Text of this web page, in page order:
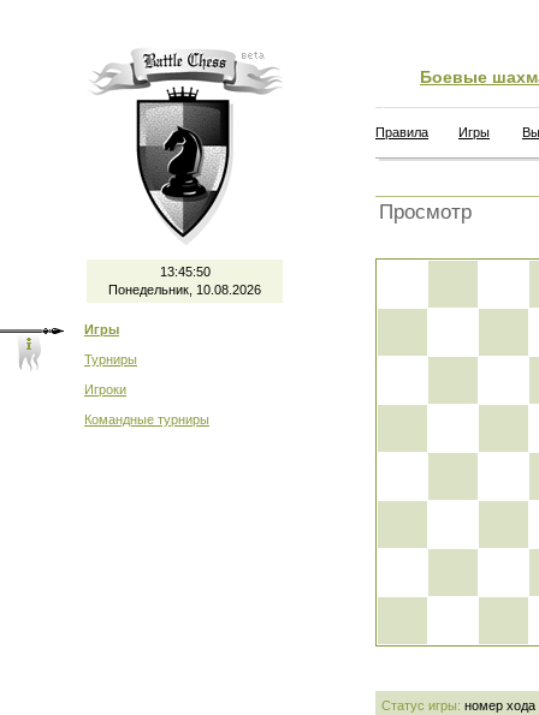
13:45:51
Понедельник, 10.08.2026
Игры
Турниры
Игроки
Командные турниры
Боевые
Правила Игры
Просмотр
Статус игры: номер хода